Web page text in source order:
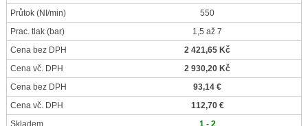
Průtok (NI/min)
550
Prac. tlak (bar)
1,5 až 7
Cena bez DPH
2 421,65 Kč
Cena vč. DPH
2 930,20 Kč
Cena bez DPH
93,14 €
Cena vč. DPH
112,70 €
Skladem
1 - 2